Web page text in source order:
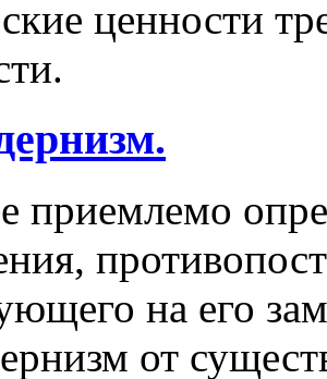
ценности
приемлемо
на его
от